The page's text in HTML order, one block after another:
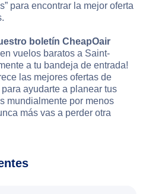
para encontrar la mejor oferta
boletín CheapOair
vuelos baratos a Saint-
a tu bandeja de entrada!
las mejores ofertas de
ayudarte a planear tus
mundialmente por menos
más vas a perder otra